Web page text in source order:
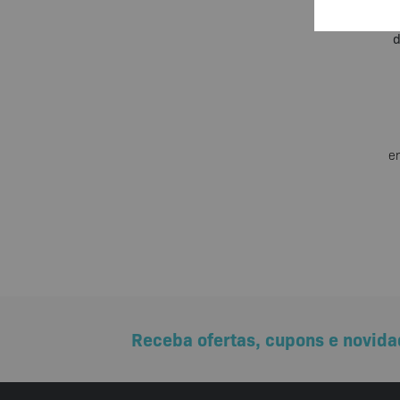
Receba ofertas, cupons e